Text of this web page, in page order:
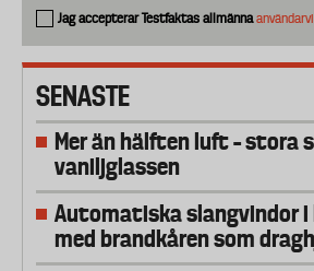
Jag accepterar Testfaktas allmänna
SENASTE
Mer än hälften luft – stora
vaniljglassen
Automatiska slangvindor
med brandkåren som